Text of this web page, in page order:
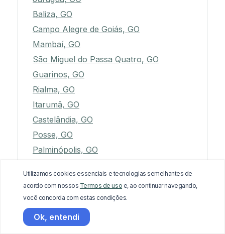
Baliza, GO
Campo Alegre de Goiás, GO
Mambaí, GO
São Miguel do Passa Quatro, GO
Guarinos, GO
Rialma, GO
Itarumã, GO
Castelândia, GO
Posse, GO
Palminópolis, GO
Flores de Goiás, GO
Água Fria de Goiás, GO
Damianópolis, GO
Utilizamos cookies essenciais e tecnologias semelhantes de
acordo com nossos Termos de uso e, ao continuar navegando,
você concorda com estas condições.
Ok, entendi